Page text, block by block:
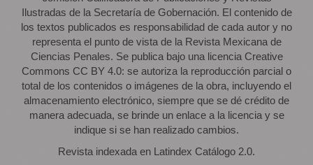
Ilustradas de la Secretaría de Gobernación. El contenido de
los textos publicados es responsabilidad de cada autor y no
representa el punto de vista de la Revista Mexicana de
Ciencias Penales. Se publica bajo una licencia Creative
Commons CC BY 4.0: se autoriza la reproducción parcial o
total de los contenidos o imágenes de la obra, incluyendo el
almacenamiento electrónico, siempre que se dé crédito de
manera adecuada, se brinde un enlace a la licencia y se
indique si se han realizado cambios.
Revista indexada en Latindex Catálogo 2.0.